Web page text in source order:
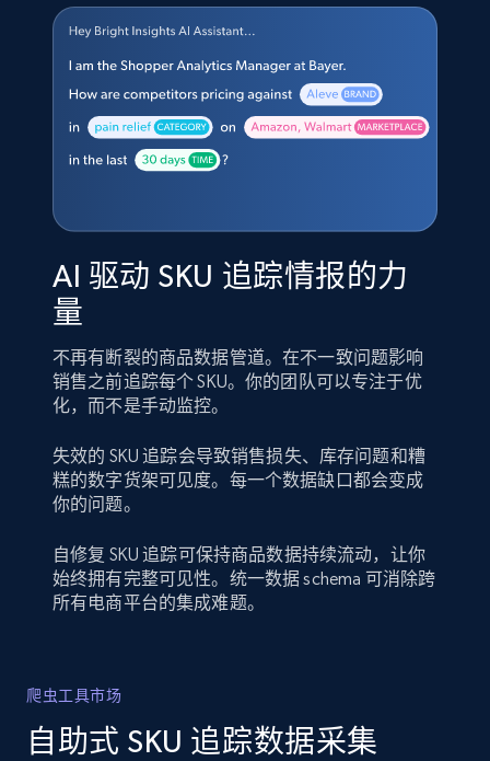
AI 驱动 SKU 追踪情报的力
量
不再有断裂的商品数据管道。在不一致问题影响
销售之前追踪每个 SKU。你的团队可以专注于优
化，而不是手动监控。
失效的 SKU 追踪会导致销售损失、库存问题和糟
糕的数字货架可见度。每一个数据缺口都会变成
你的问题。
自修复 SKU 追踪可保持商品数据持续流动，让你
始终拥有完整可见性。统一数据 schema 可消除跨
所有电商平台的集成难题。
爬虫工具市场
自助式 SKU 追踪数据采集